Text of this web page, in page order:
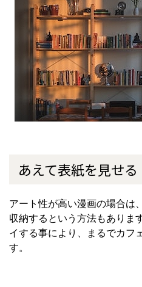
あえて表紙を見せる
アート性が高い漫画の場合は
収納するという方法もありま
イする事により、まるでカフ
す。